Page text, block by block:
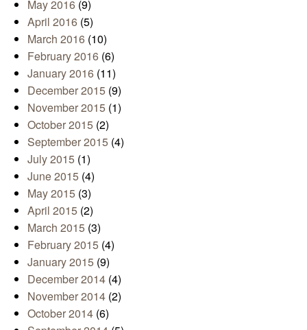
May 2016 (9)
April 2016 (5)
March 2016 (10)
February 2016 (6)
January 2016 (11)
December 2015 (9)
November 2015 (1)
October 2015 (2)
September 2015 (4)
July 2015 (1)
June 2015 (4)
May 2015 (3)
April 2015 (2)
March 2015 (3)
February 2015 (4)
January 2015 (9)
December 2014 (4)
November 2014 (2)
October 2014 (6)